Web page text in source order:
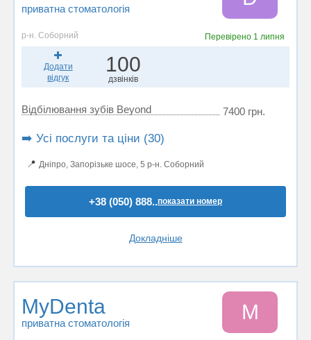
приватна стоматологія
р-н. Соборний Перевірено 1 липня
Додати
відгук
100
дзвінків
Відбілювання зубів Beyond 7400 грн.
➡️ Усі послуги та ціни (30)
📍 Дніпро, Запорізьке шосе, 5 р-н. Соборний
+38 (050) 888..показати номер
Докладніше
MyDenta
приватна стоматологія M